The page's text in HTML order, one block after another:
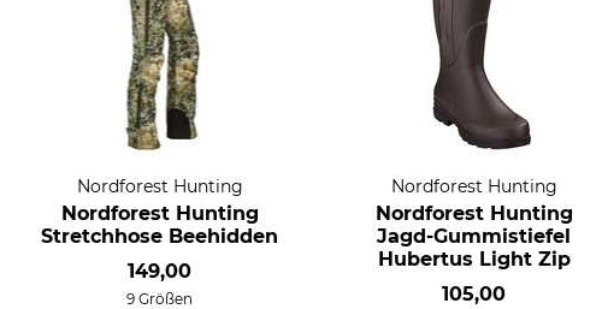
Nordforest Hunting
Nordforest Hunting
Stretchhose Beehidden
149,00
9 Größen
Nordforest Hunting
Nordforest Hunting
Jagd-Gummistiefel
Hubertus Light Zip
105,00